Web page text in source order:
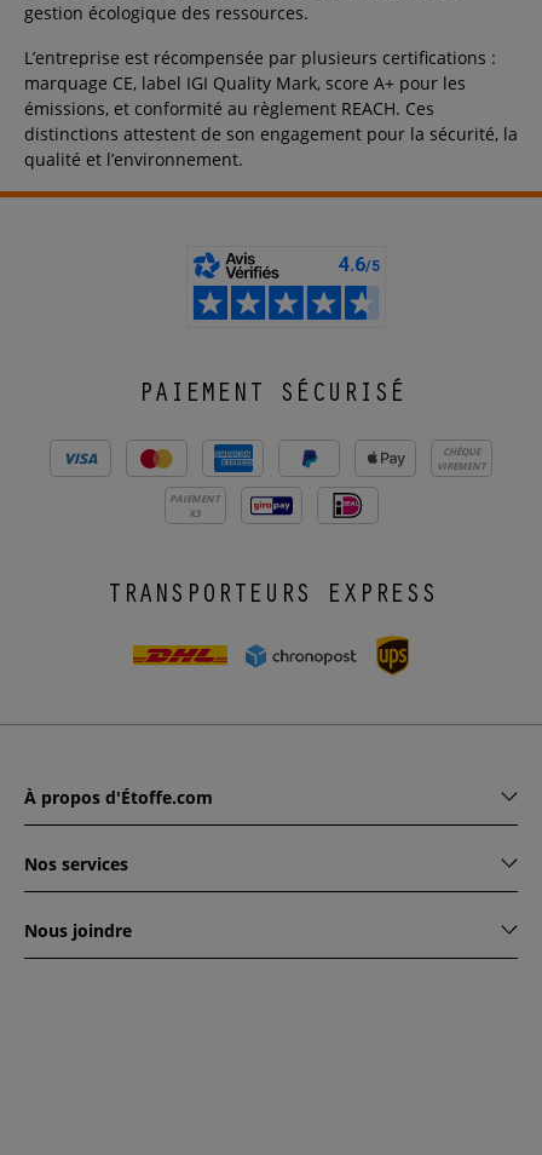
gestion écologique des ressources.
L’entreprise est récompensée par plusieurs certifications :
marquage CE, label IGI Quality Mark, score A+ pour les
émissions, et conformité au règlement REACH. Ces
distinctions attestent de son engagement pour la sécurité, la
qualité et l’environnement.
PAIEMENT SÉCURISÉ
CHÈQUE
VIREMENT
PAIEMENT
X3
TRANSPORTEURS EXPRESS
À propos d'Étoffe.com
Nos services
Nous joindre